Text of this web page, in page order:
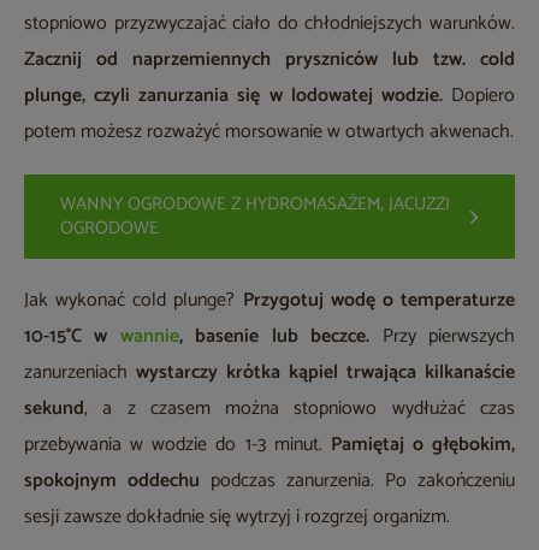
stopniowo przyzwyczajać ciało do chłodniejszych warunków.
Zacznij od naprzemiennych pryszniców lub tzw. cold
plunge, czyli zanurzania się w lodowatej wodzie.Dopiero
potem możesz rozważyć morsowanie w otwartych akwenach.
WANNY OGRODOWE Z HYDROMASAŻEM, JACUZZI
OGRODOWE
Jak wykonać cold plunge? Przygotuj wodę o temperaturze
10-15°C w wannie, basenie lub beczce. Przy pierwszych
zanurzeniach wystarczy krótka kąpiel trwająca kilkanaście
sekund, a z czasem można stopniowo wydłużać czas
przebywania w wodzie do 1-3 minut. Pamiętaj o głębokim,
spokojnym oddechu podczas zanurzenia. Po zakończeniu
sesji zawsze dokładnie się wytrzyj i rozgrzej organizm.